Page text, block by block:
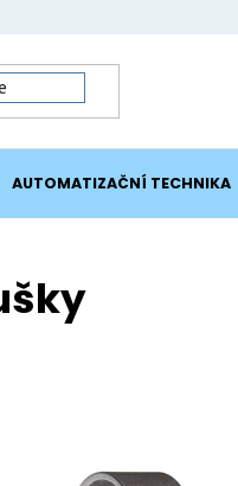
AUTOMATIZAČNÍ TECHNIKA